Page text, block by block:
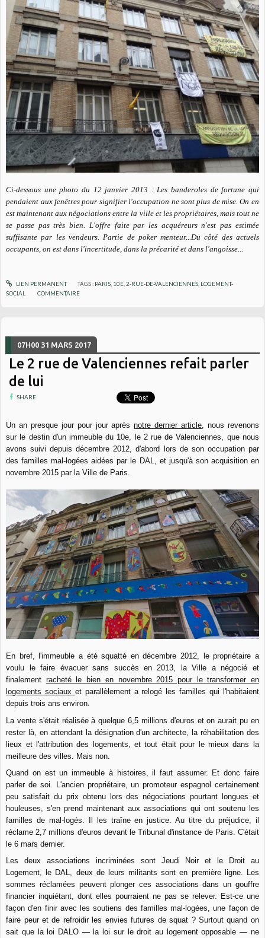
Ci-dessous une photo du 12 janvier 2013 : Les banderoles de fortune qui
pendaient aux fenêtres pour signifier l'occupation ne sont plus de mise. On en
est maintenant aux négociations entre la ville et les propriétaires, mais tout ne
se passe pas très bien. L'offre faite par les acquéreurs n'est pas estimée
suffisante par les vendeurs. Partie de poker menteur...Du côté des actuels
occupants, on est dans l'incertitude, dans la précarité et dans l'angoisse...
LIEN PERMANENT TAGS : PARIS, 10E, 2-RUE-DE-VALENCIENNES, LOGEMENT-
SOCIAL
COMMENTAIRE
07H00 31 MARS 2017
Le 2 rue de Valenciennes refait parler
de lui
SHARE
Un an presque jour pour jour aprèsnotre dernier article, nous revenons
sur le destin d'un immeuble du 10e, le 2 rue de Valenciennes, que nous
avons suivi depuis décembre 2012, d'abord lors de son occupation par
des familles mal-logées aidées par le DAL, et jusqu'à son acquisition en
novembre 2015 par la Ville de Paris.
En bref, l'immeuble a été squatté en décembre 2012, le propriétaire a
voulu le faire évacuer sans succès en 2013, la Ville a négocié et
finalement racheté le bien en novembre 2015 pour le transformer en
logements sociaux et parallèlement a relogé les familles qui l'habitaient
depuis trois ans environ.
La vente s'était réalisée à quelque 6,5 millions d'euros et on aurait pu en
rester là, en attendant la désignation d'un architecte, la réhabilitation des
lieux et l'attribution des logements, et tout était pour le mieux dans la
meilleure des villes. Mais non.
Quand on est un immeuble à histoires, il faut assumer. Et donc faire
parler de soi. L'ancien propriétaire, un promoteur espagnol certainement
peu satisfait du prix obtenu lors des négociations pourtant longues et
houleuses, s'en prend maintenant aux associations qui ont soutenu les
familles de mal-logés. Il les traîne en justice. Au titre du préjudice, il
réclame 2,7 millions d'euros devant le Tribunal d'instance de Paris. C'était
le 6 mars dernier.
Les deux associations incriminées sont Jeudi Noir et le Droit au
Logement, le DAL, deux de leurs militants sont en première ligne. Les
sommes réclamées peuvent plonger ces associations dans un gouffre
financier inquiétant, dont elles pourraient ne pas se relever. Est-ce une
façon d'en finir avec les soutiens des familles mal-logées, une façon de
faire peur et de refroidir les envies futures de squat ? Surtout quand on
sait que la loi DALO — la loi sur le droit au logement opposable — ne